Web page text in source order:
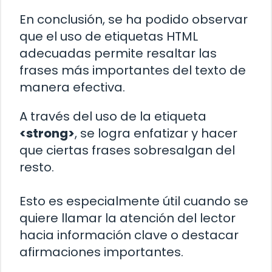
En conclusión, se ha podido observar
que el uso de etiquetas HTML
adecuadas permite resaltar las
frases más importantes del texto de
manera efectiva.
A través del uso de la etiqueta
<strong>, se logra enfatizar y hacer
que ciertas frases sobresalgan del
resto.
Esto es especialmente útil cuando se
quiere llamar la atención del lector
hacia información clave o destacar
afirmaciones importantes.